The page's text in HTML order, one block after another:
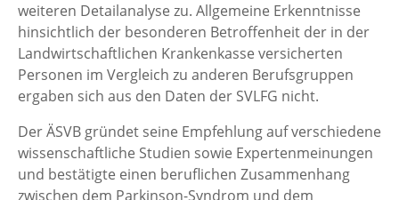
weiteren Detailanalyse zu. Allgemeine Erkenntnisse
hinsichtlich der besonderen Betroffenheit der in der
Landwirtschaftlichen Krankenkasse versicherten
Personen im Vergleich zu anderen Berufsgruppen
ergaben sich aus den Daten der SVLFG nicht.
Der ÄSVB gründet seine Empfehlung auf verschiedene
wissenschaftliche Studien sowie Expertenmeinungen
und bestätigte einen beruflichen Zusammenhang
zwischen dem Parkinson-Syndrom und dem